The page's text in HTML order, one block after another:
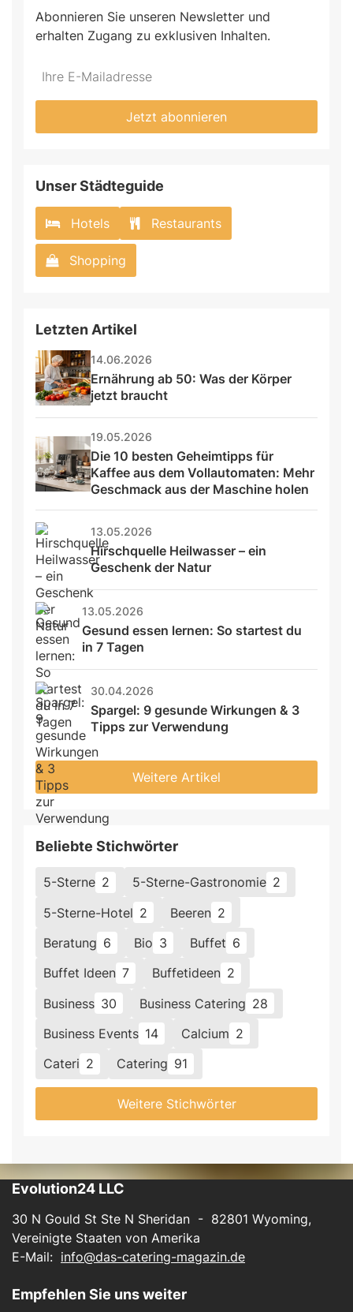
Abonnieren Sie unseren Newsletter und
erhalten Zugang zu exklusiven Inhalten.
Jetzt abonnieren
Unser Städteguide
Hotels Restaurants
Shopping
Letzten Artikel
14.06.2026
Ernährung ab 50: Was der Körper
jetzt braucht
19.05.2026
Die 10 besten Geheimtipps für
Kaffee aus dem Vollautomaten: Mehr
Geschmack aus der Maschine holen
13.05.2026
Hirschquelle Heilwasser – ein
Geschenk der Natur
13.05.2026
Gesund essen lernen: So startest du
in 7 Tagen
30.04.2026
Spargel: 9 gesunde Wirkungen & 3
Tipps zur Verwendung
Weitere Artikel
Beliebte Stichwörter
5-Sterne 2 5-Sterne-Gastronomie 2
5-Sterne-Hotel 2 Beeren 2
Beratung 6 Bio 3 Buffet 6
Buffet Ideen 7 Buffetideen 2
Business 30 Business Catering 28
Business Events 14 Calcium 2
Cateri 2 Catering 91
Weitere Stichwörter
Evolution24 LLC
30 N Gould St Ste N Sheridan - 82801 Wyoming,
Vereinigte Staaten von Amerika
E-Mail: info@das-catering-magazin.de
Empfehlen Sie uns weiter